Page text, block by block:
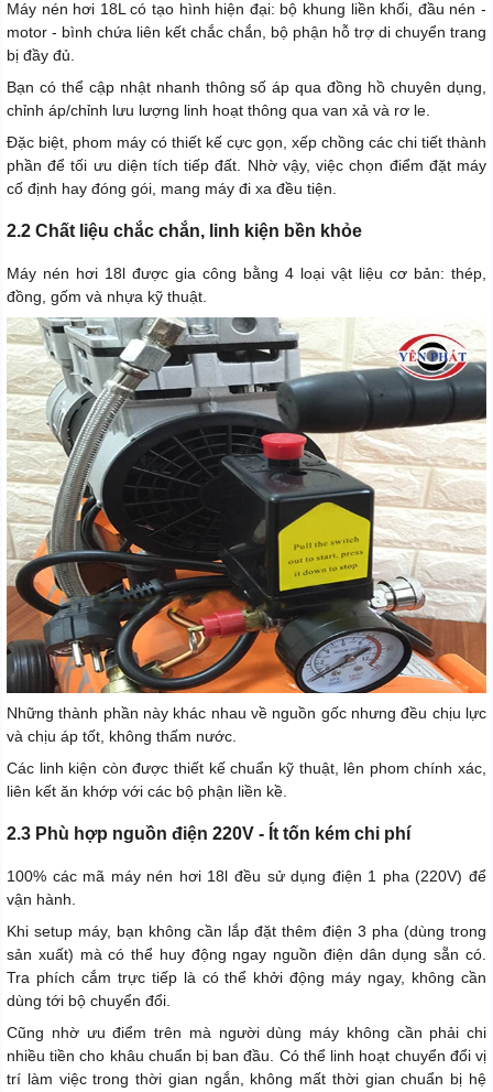
Máy nén hơi 18L có tạo hình hiện đại: bộ khung liền khối, đầu nén -
motor - bình chứa liên kết chắc chắn, bộ phận hỗ trợ di chuyển trang
bị đầy đủ.
Bạn có thể cập nhật nhanh thông số áp qua đồng hồ chuyên dụng,
chỉnh áp/chỉnh lưu lượng linh hoạt thông qua van xả và rơ le.
Đặc biệt, phom máy có thiết kế cực gọn, xếp chồng các chi tiết thành
phần để tối ưu diện tích tiếp đất. Nhờ vậy, việc chọn điểm đặt máy
cố định hay đóng gói, mang máy đi xa đều tiện.
2.2 Chất liệu chắc chắn, linh kiện bền khỏe
Máy nén hơi 18l được gia công bằng 4 loại vật liệu cơ bản: thép,
đồng, gốm và nhựa kỹ thuật.
Những thành phần này khác nhau về nguồn gốc nhưng đều chịu lực
và chịu áp tốt, không thấm nước.
Các linh kiện còn được thiết kế chuẩn kỹ thuật, lên phom chính xác,
liên kết ăn khớp với các bộ phận liền kề.
2.3 Phù hợp nguồn điện 220V - Ít tốn kém chi phí
100% các mã máy nén hơi 18l đều sử dụng điện 1 pha (220V) để
vận hành.
Khi setup máy, bạn không cần lắp đặt thêm điện 3 pha (dùng trong
sản xuất) mà có thể huy động ngay nguồn điện dân dụng sẵn có.
Tra phích cắm trực tiếp là có thể khởi động máy ngay, không cần
dùng tới bộ chuyển đổi.
Cũng nhờ ưu điểm trên mà người dùng máy không cần phải chi
nhiều tiền cho khâu chuẩn bị ban đầu. Có thể linh hoạt chuyển đổi vị
trí làm việc trong thời gian ngắn, không mất thời gian chuẩn bị hệ